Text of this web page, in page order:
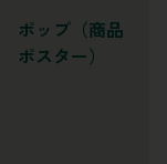
ポップ（商品
ポスター）